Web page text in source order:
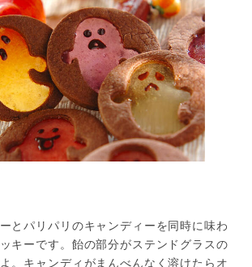
とパリパリのキャンディーを同時に味わ
キーです。飴の部分がステンドグラスの
。キャンディがまんべんなく溶けたらオ